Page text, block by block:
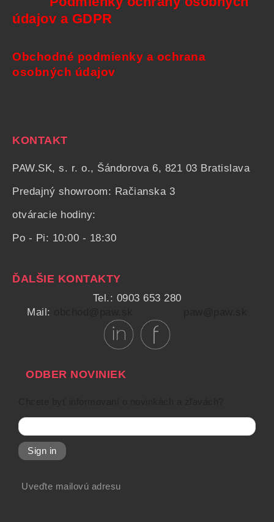
údajov a GDPR
Obchodné podmienky a ochrana
osobných údajov
KONTAKT
PAW.SK, s. r. o., Šándorova 6, 821 03 Bratislava
Predajný showroom: Račianska 3
otváracie hodiny:
Po - Pi: 10:00 - 18:30
ĎALŠIE KONTAKTY
Tel.: 0903 653 280
Mail:
ODBER NOVINIEK
Sign in
Uveďte mailovú adresu